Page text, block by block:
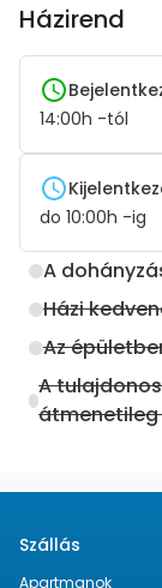
Házirend
14:00h -tól
do 10:00h -ig
A
Házi
Az
A
Szállás
Apartmanok